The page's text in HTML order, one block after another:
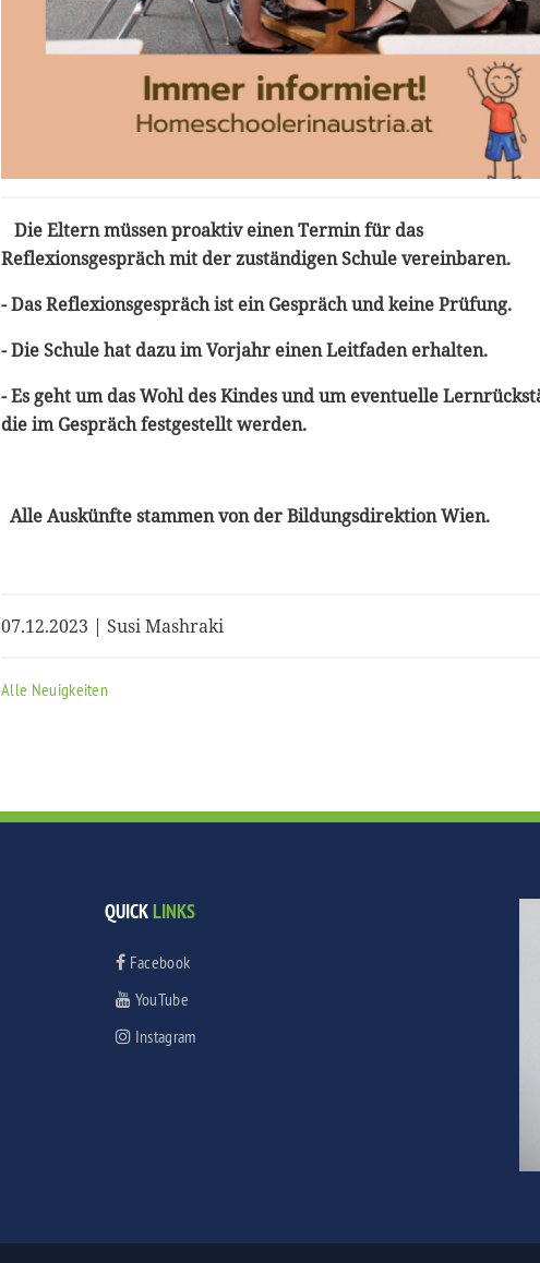
Die Eltern müssen proaktiv einen Termin für das
Reflexionsgespräch mit der zuständigen Schule vereinbaren.
- Das Reflexionsgespräch ist ein Gespräch und keine Prüfung.
- Die Schule hat dazu im Vorjahr einen Leitfaden erhalten.
- Es geht um das Wohl des Kindes und um eventuelle
die im Gespräch festgestellt werden.
Alle Auskünfte stammen von der Bildungsdirektion Wien.
07.12.2023 | Susi Mashraki
Alle Neuigkeiten
QUICKLINKS
Facebook
YouTube
Instagram